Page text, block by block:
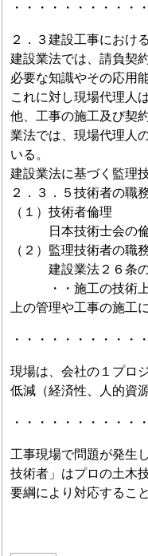
・・・・・・・・・・
２．３建設工事におけ
建設業法では、請負契
必要な知識やその応用
これに対し現場代理人
他、工事の施工及び契
業法では、現場代理人
いる。
建設業法に基づく監理
２．３．５技術者の職
（１）技術者倫理
日本技術士会の倫
（２）監理技術者の職
建設業法２６条の
・・施工の技術上の
上の管理や工事の施工
・・・・・・・・・・
現場は、会社の１プロ
低減（経済性、人的資
・・・・・・・・・・
工事現場で問題が発生
技術者」はプロの土木
要綱により対応するこ